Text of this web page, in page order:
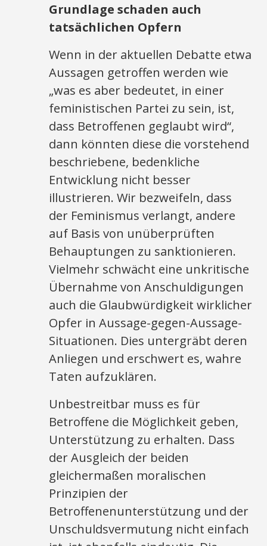
Grundlage schaden auch
tatsächlichen Opfern
Wenn in der aktuellen Debatte etwa
Aussagen getroffen werden wie
„was es aber bedeutet, in einer
feministischen Partei zu sein, ist,
dass Betroffenen geglaubt wird“,
dann könnten diese die vorstehend
beschriebene, bedenkliche
Entwicklung nicht besser
illustrieren. Wir bezweifeln, dass
der Feminismus verlangt, andere
auf Basis von unüberprüften
Behauptungen zu sanktionieren.
Vielmehr schwächt eine unkritische
Übernahme von Anschuldigungen
auch die Glaubwürdigkeit wirklicher
Opfer in Aussage-gegen-Aussage-
Situationen. Dies untergräbt deren
Anliegen und erschwert es, wahre
Taten aufzuklären.
Unbestreitbar muss es für
Betroffene die Möglichkeit geben,
Unterstützung zu erhalten. Dass
der Ausgleich der beiden
gleichermaßen moralischen
Prinzipien der
Betroffenenunterstützung und der
Unschuldsvermutung nicht einfach